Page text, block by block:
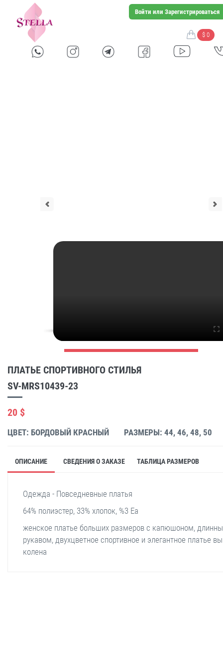
Войти или Зарегистрироваться
$ 0
ПЛАТЬЕ СПОРТИВНОГО СТИЛЬЯ
SV-MRS10439-23
20 $
ЦВЕТ: БОРДОВЫЙ КРАСНЫЙ РАЗМЕРЫ: 44, 46, 48, 50
ОПИСАНИЕ СВЕДЕНИЯ О ЗАКАЗЕ ТАБЛИЦА РАЗМЕРОВ
Одежда - Повседневные платья
64% полиэстер, 33% хлопок, %3 Ea
женское платье больших размеров с капюшоном,
рукавом, двухцветное спортивное и элегантное платье
колена